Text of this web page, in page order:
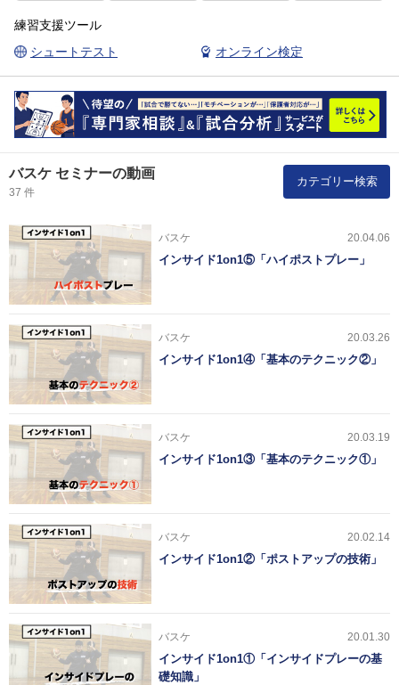
練習支援ツール
シュートテスト
オンライン検定
バスケ セミナーの動画
37 件
カテゴリー検索
バスケ 20.04.06
インサイド1on1⑤「ハイポストプレー」
バスケ 20.03.26
インサイド1on1④「基本のテクニック②」
バスケ 20.03.19
インサイド1on1③「基本のテクニック①」
バスケ 20.02.14
インサイド1on1②「ポストアップの技術」
バスケ 20.01.30
インサイド1on1①「インサイドプレーの基
礎知識」